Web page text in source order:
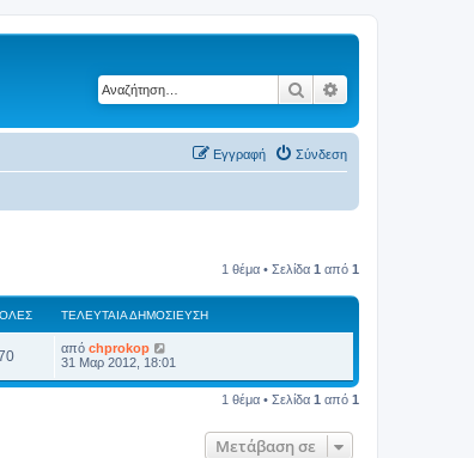
Αναζήτηση
Σύνδεση
Εγγραφή
1 θέμα • Σελίδα 1 από 1
ΤΕΛΕΥΤΑΊΑ ΔΗΜΟΣΊΕΥΣΗ
από chprokop
31 Μαρ 2012, 18:01
1 θέμα • Σελίδα 1 από 1
Μετάβαση σε